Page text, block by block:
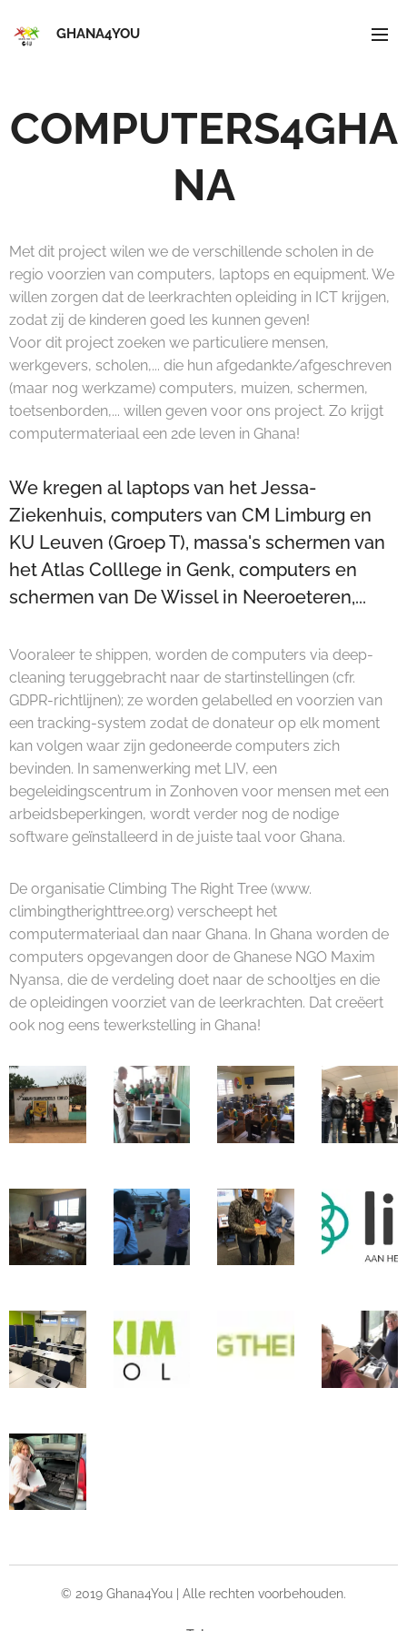
GHANA4YOU
COMPUTERS4GHA
NA
Met dit project wilen we de verschillende scholen in de
regio voorzien van computers, laptops en equipment. We
willen zorgen dat de leerkrachten opleiding in ICT krijgen,
zodat zij de kinderen goed les kunnen geven!
Voor dit project zoeken we particuliere mensen,
werkgevers, scholen,... die hun afgedankte/afgeschreven
(maar nog werkzame) computers, muizen, schermen,
toetsenborden,... willen geven voor ons project. Zo krijgt
computermateriaal een 2de leven in Ghana!
We kregen al laptops van het Jessa-
Ziekenhuis, computers van CM Limburg en
KU Leuven (Groep T), massa's schermen van
het Atlas Colllege in Genk, computers en
schermen van De Wissel in Neeroeteren,...
Vooraleer te shippen, worden de computers via deep-
cleaning teruggebracht naar de startinstellingen (cfr.
GDPR-richtlijnen); ze worden gelabelled en voorzien van
een tracking-system zodat de donateur op elk moment
kan volgen waar zijn gedoneerde computers zich
bevinden. In samenwerking met LIV, een
begeleidingscentrum in Zonhoven voor mensen met een
arbeidsbeperkingen, wordt verder nog de nodige
software geïnstalleerd in de juiste taal voor Ghana.
De organisatie Climbing The Right Tree (www.
climbingtherighttree.org) verscheept het
computermateriaal dan naar Ghana. In Ghana worden de
computers opgevangen door de Ghanese NGO Maxim
Nyansa, die de verdeling doet naar de schooltjes en die
de opleidingen voorziet van de leerkrachten. Dat creëert
ook nog eens tewerkstelling in Ghana!
© 2019 Ghana4You | Alle rechten voorbehouden.